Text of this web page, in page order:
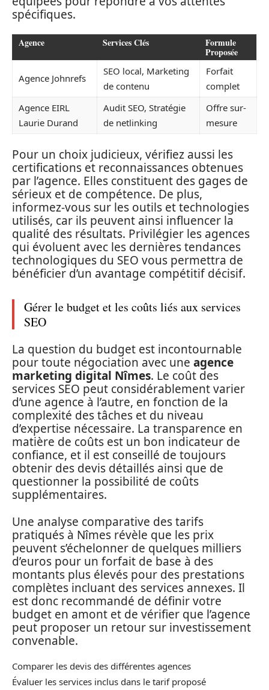
spécifiques.
Agence Services Clés Formule
Proposée
Agence Johnrefs
SEO local, Marketing
de contenu
Forfait
complet
Agence EIRL
Laurie Durand
Audit SEO, Stratégie
de netlinking
Offre sur-
mesure
Pour un choix judicieux, vérifiez aussi les
certifications et reconnaissances obtenues
par l’agence. Elles constituent des gages de
sérieux et de compétence. De plus,
informez-vous sur les outils et technologies
utilisés, car ils peuvent ainsi influencer la
qualité des résultats. Privilégier les agences
qui évoluent avec les dernières tendances
technologiques du SEO vous permettra de
bénéficier d’un avantage compétitif décisif.
Gérer le budget et les coûts liés aux services
SEO
La question du budget est incontournable
pour toute négociation avec une agence
marketing digital Nîmes. Le coût des
services SEO peut considérablement varier
d’une agence à l’autre, en fonction de la
complexité des tâches et du niveau
d’expertise nécessaire. La transparence en
matière de coûts est un bon indicateur de
confiance, et il est conseillé de toujours
obtenir des devis détaillés ainsi que de
questionner la possibilité de coûts
supplémentaires.
Une analyse comparative des tarifs
pratiqués à Nîmes révèle que les prix
peuvent s’échelonner de quelques milliers
d’euros pour un forfait de base à des
montants plus élevés pour des prestations
complètes incluant des services annexes. Il
est donc recommandé de définir votre
budget en amont et de vérifier que l’agence
peut proposer un retour sur investissement
convenable.
Comparer les devis des différentes agences
Évaluer les services inclus dans le tarif proposé